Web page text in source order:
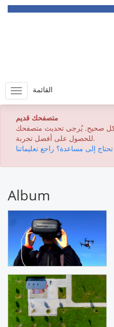
القائمة
متصفحك قديم
صحيح. يُرجى تحديث متصفحك
للحصول على أفضل تجربة.
Album